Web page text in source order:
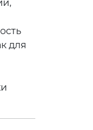
для